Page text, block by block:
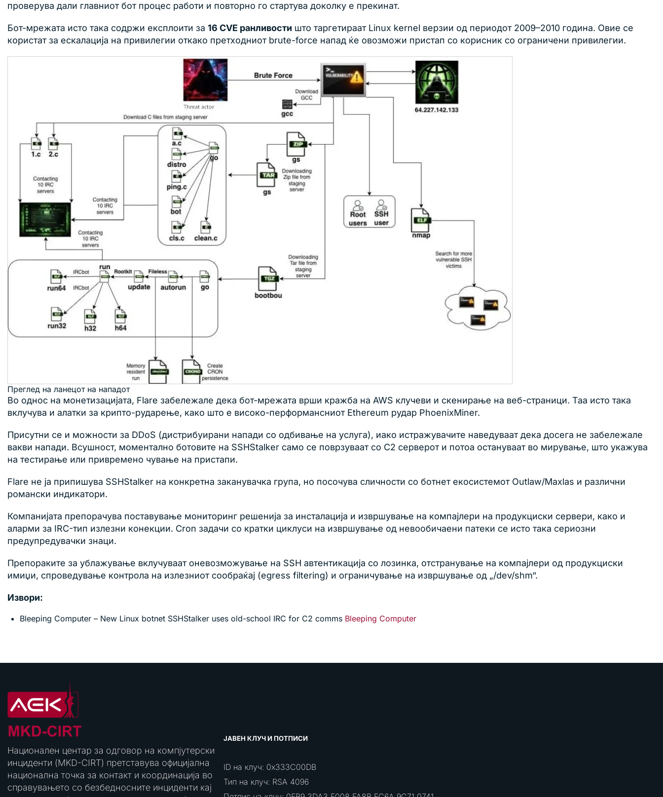
проверува дали главниот бот процес работи и повторно го стартува доколку е прекинат.
Бот-мрежата исто така содржи експлоити за 16 CVE ранливости што таргетираат Linux kernel верзии од периодот 2009–2010 година. Овие се
користат за ескалација на привилегии откако претходниот brute-force напад ќе овозможи пристап со корисник со ограничени привилегии.
Преглед на ланецот на нападот
Во однос на монетизацијата, Flare забележале дека бот-мрежата врши кражба на AWS клучеви и скенирање на веб-страници. Таа исто така
вклучува и алатки за крипто-рударење, како што е високо-перформансниот Ethereum рудар PhoenixMiner.
Присутни се и можности за DDoS (дистрибуирани напади со одбивање на услуга), иако истражувачите наведуваат дека досега не забележале
вакви напади. Всушност, моментално ботовите на SSHStalker само се поврзуваат со C2 серверот и потоа остануваат во мирување, што укажува
на тестирање или привремено чување на пристапи.
Flare не ја припишува SSHStalker на конкретна заканувачка група, но посочува сличности со ботнет екосистемот Outlaw/Maxlas и различни
романски индикатори.
Компанијата препорачува поставување мониторинг решенија за инсталација и извршување на компајлери на продукциски сервери, како и
аларми за IRC-тип излезни конекции. Cron задачи со кратки циклуси на извршување од невообичаени патеки се исто така сериозни
предупредувачки знаци.
Препораките за ублажување вклучуваат оневозможување на SSH автентикација со лозинка, отстранување на компајлери од продукциски
имиџи, спроведување контрола на излезниот сообраќај (egress filtering) и ограничување на извршување од „/dev/shm“.
Извори:
Bleeping Computer – New Linux botnet SSHStalker uses old-school IRC for C2 comms Bleeping Computer
Национален центар за одговор на компјутерски
инциденти (MKD-CIRT) претставува официјална
национална точка за контакт и координација во
справувањето со безбедносните инциденти кај
ЈАВЕН КЛУЧ И ПОТПИСИ
ID на клуч: 0x333C00DB
Тип на клуч: RSA 4096